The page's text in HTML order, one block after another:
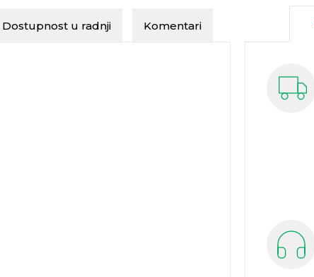
Dostupnost u radnji Komentari